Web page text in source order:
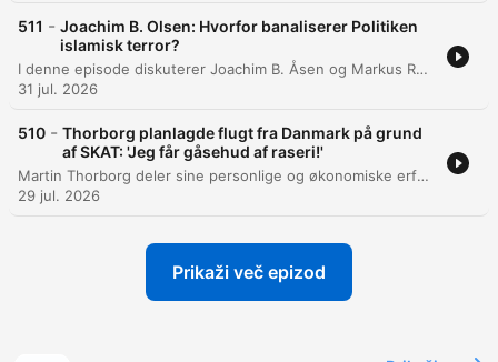
511 - Joachim B. Olsen: Hvorfor banaliserer Politiken
islamisk terror?
I denne episode diskuterer Joachim B. Åsen og Markus Rubin truslen fra islamistisk terror i Europa, med særligt fokus på spændingsfeltet mellem sikkerhed og frihedsrettigheder. Diskussionen belyser de komplekse sammenhænge mellem terrorisme, indvandring og socioøkonomiske faktorer. Debatten udforsker, om udfordringer som kriminalitet og integration skyldes kulturelle forskelle eller økonomisk ulighed. Deltagerne diskuterer desuden behovet for proportionalitet i den offentlige debat og hvordan det danske samfund kan bevare sin identitet i en verden præget af globale konflikter og skiftende sikkerhedspolitiske balancer.
31 jul. 2026
510 - Thorborg planlagde flugt fra Danmark på grund
af SKAT: 'Jeg får gåsehud af raseri!'
Martin Thorborg deler sine personlige og økonomiske erfaringer med skattevæsenet, fra tidlige møder med uretfærdige afgifter til de hårde konsekvenser under dotcom-krakket. Samtalen belyser en voksende mistillid til staten, drevet af oplevelser med vilkårlige skattekrav og følelsen af at blive behandlet som mistænkelig. Diskussionen dykker ned i de systemiske problemer i det danske skattesystem, herunder manglende ansvarlighed, fejlbehæftede IT-systemer og en kultur, der prioriterer indtægter over retssikkerhed. Deltagerne advarer om, at denne udvikling kan underminere den sociale sammenhængskraft og svække Danmarks evne til at tiltrække talenter.
29 jul. 2026
Prikaži več epizod